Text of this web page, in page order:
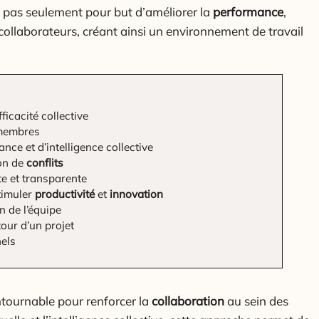
seulement pour but d’améliorer la performance,
créant ainsi un environnement de travail
collective
et d’intelligence collective
de conflits
et transparente
productivitéet innovation
de l’équipe
d’un projet
pour renforcer la collaborationau sein des